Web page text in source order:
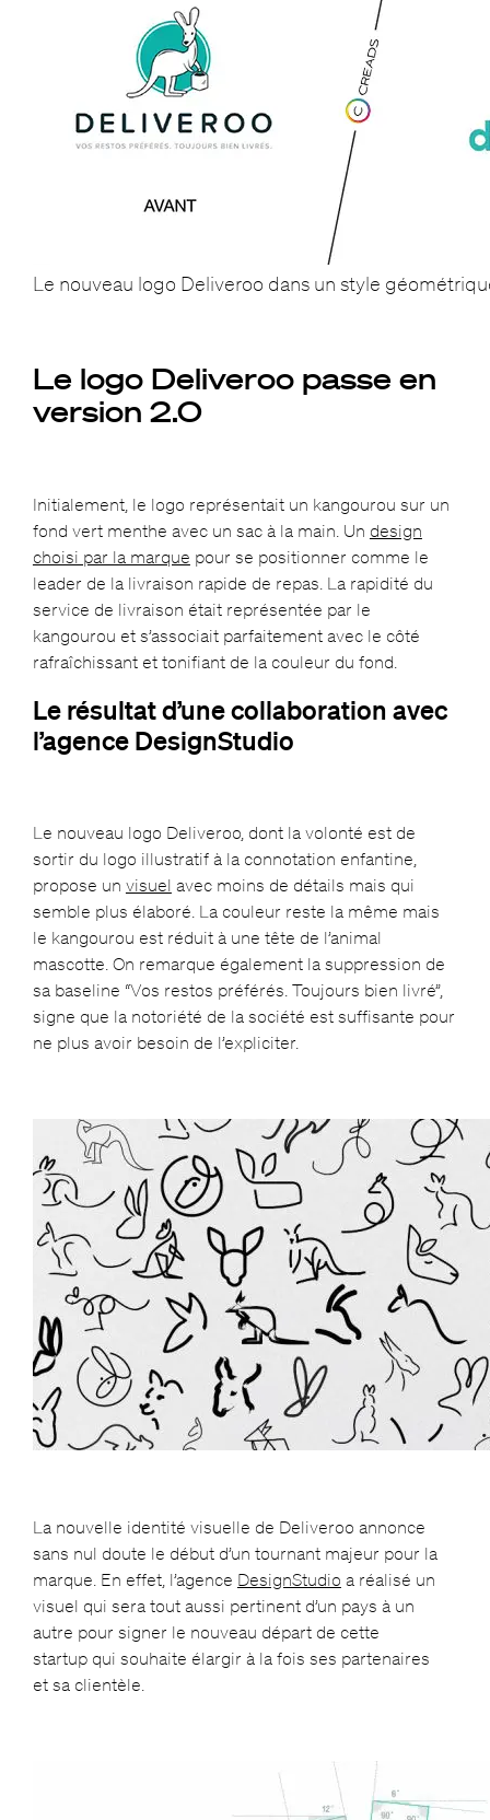
Le nouveau logo Deliveroo dans un style
Le logo Deliveroo passe en
version 2.0
Initialement, le logo représentait un kangourou sur un
fond vert menthe avec un sac à la main. Un design
choisi par la marque pour se positionner comme le
leader de la livraison rapide de repas. La rapidité du
service de livraison était représentée par le
kangourou et s’associait parfaitement avec le côté
rafraîchissant et tonifiant de la couleur du fond.
Le résultat d’une collaboration avec
l’agence DesignStudio
Le nouveau logo Deliveroo, dont la volonté est de
sortir du logo illustratif à la connotation enfantine,
propose un visuel avec moins de détails mais qui
semble plus élaboré. La couleur reste la même mais
le kangourou est réduit à une tête de l’animal
mascotte. On remarque également la suppression de
sa baseline “Vos restos préférés. Toujours bien livré”,
signe que la notoriété de la société est suffisante pour
ne plus avoir besoin de l’expliciter.
La nouvelle identité visuelle de Deliveroo annonce
sans nul doute le début d’un tournant majeur pour la
marque. En effet, l’agence DesignStudio a réalisé un
visuel qui sera tout aussi pertinent d’un pays à un
autre pour signer le nouveau départ de cette
startup qui souhaite élargir à la fois ses partenaires
et sa clientèle.